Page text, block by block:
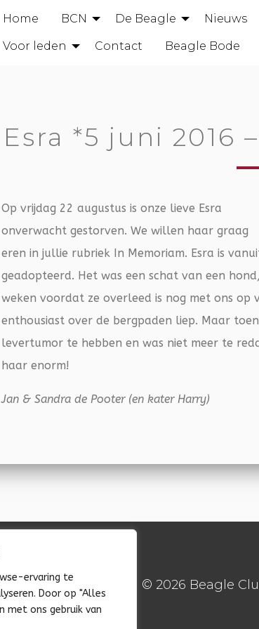
ervaring te
Door op "Alles
met ons gebruik van
Home BCN De Beagle Nieuws
Voor leden Contact Beagle Bode
Esra *5 juni 2016
Op vrijdag 22 augustus is onze lieve Esra
onverwacht gestorven. We willen haar graag
eren in jullie rubriek In Memoriam. Esra is
geadopteerd. Het was een schat van een
weken voordat ze overleed is nog met ons
enthousiast over de bergpaden liep. Maar
levertumor te hebben en was niet meer te
haar enorm!
Jan & Sandra de Pooter (en kater Harry)
© 2026 Beagle